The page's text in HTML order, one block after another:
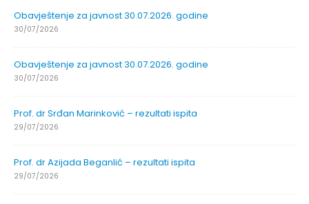
Obavještenje za javnost 30.07.2026. godine
30/07/2026
Obavještenje za javnost 30.07.2026. godine
30/07/2026
Prof. dr Srđan Marinković – rezultati ispita
29/07/2026
Prof. dr Azijada Beganlić – rezultati ispita
29/07/2026